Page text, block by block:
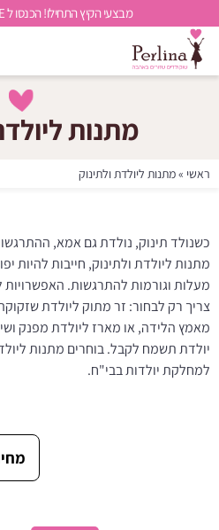
מבצעי הקיץ התחילו! הכנסו ל SALE ותהנו מהנחות!!
מתנות
ראשי »מתנות ליולדת ולתינוק
כשנולד תינוק, נולדת גם אמא,
מתנות ליולדת ולתינוק, חייבות להיות
מעלות וגורמות להתרגשות.
צריך רק לבחור: זר מתוק ליולדת
מאמץ הלידה, או מארז ליולדת מפנק
יולדת תשמח לקבל. בוחרים מתנות
למחלקת יולדות בבי"ח.